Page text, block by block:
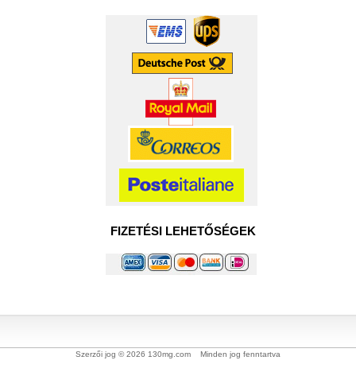
FIZETÉSI LEHETŐSÉGEK
Szerzői jog © 2026 130mg.com Minden jog fenntartva